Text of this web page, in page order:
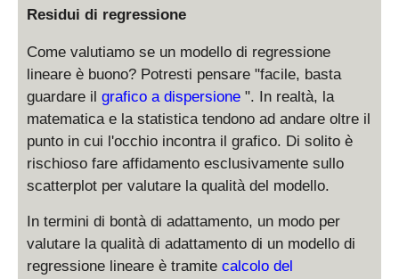
Residui di regressione
Come valutiamo se un modello di regressione
lineare è buono? Potresti pensare "facile, basta
guardare il grafico a dispersione ". In realtà, la
matematica e la statistica tendono ad andare oltre il
punto in cui l'occhio incontra il grafico. Di solito è
rischioso fare affidamento esclusivamente sullo
scatterplot per valutare la qualità del modello.
In termini di bontà di adattamento, un modo per
valutare la qualità di adattamento di un modello di
regressione lineare è tramite calcolo del